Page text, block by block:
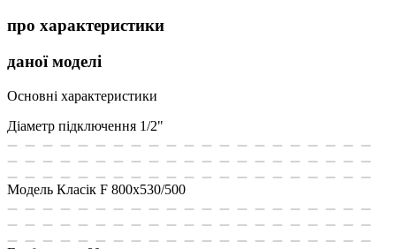
про характеристики
даної моделі
Основні характеристики
Діаметр підключення 1/2"
Модель Класік F 800х530/500